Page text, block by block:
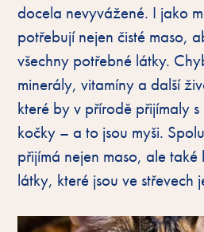
docela nevyvážené. I jako
potřebují nejen čisté maso,
všechny potřebné látky.
minerály, vitamíny a další
které by v přírodě přijímaly
kočky – a to jsou myši.
přijímá nejen maso, ale také
látky, které jsou ve střevech